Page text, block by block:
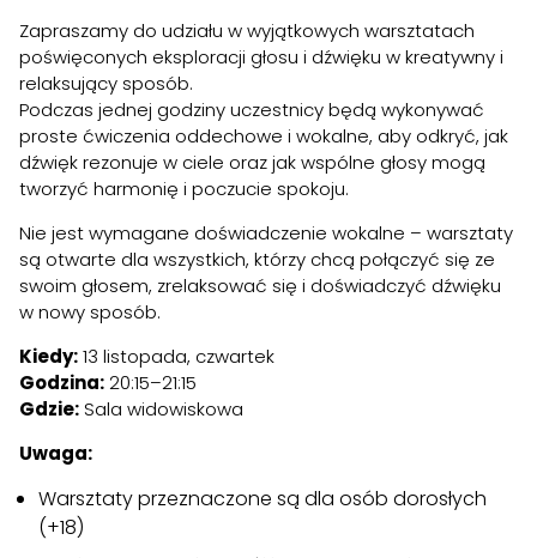
Zapraszamy do udziału w wyjątkowych warsztatach
poświęconych eksploracji głosu i dźwięku w kreatywny i
relaksujący sposób.
Podczas jednej godziny uczestnicy będą wykonywać
proste ćwiczenia oddechowe i wokalne, aby odkryć, jak
dźwięk rezonuje w ciele oraz jak wspólne głosy mogą
tworzyć harmonię i poczucie spokoju.
Nie jest wymagane doświadczenie wokalne – warsztaty
są otwarte dla wszystkich, którzy chcą połączyć się ze
swoim głosem, zrelaksować się i doświadczyć dźwięku
w nowy sposób.
Kiedy:13 listopada, czwartek
Godzina:20:15–21:15
Gdzie:Sala widowiskowa
Uwaga:
Warsztaty przeznaczone są dla osób dorosłych
(+18)